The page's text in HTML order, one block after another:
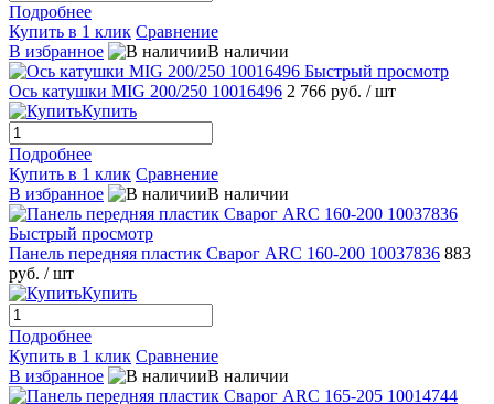
Подробнее
Купить в 1 клик Сравнение
В избранное
В наличии
Быстрый просмотр
Ось катушки MIG 200/250 10016496 2 766 руб. / шт
Купить
Подробнее
Купить в 1 клик Сравнение
В избранное
В наличии
Быстрый просмотр
Панель передняя пластик Сварог ARC 160-200 10037836 883
руб. / шт
Купить
Подробнее
Купить в 1 клик Сравнение
В избранное
В наличии